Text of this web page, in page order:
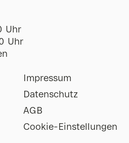
Uhr
Uhr
Impressum
Datenschutz
AGB
Cookie-Einstellungen